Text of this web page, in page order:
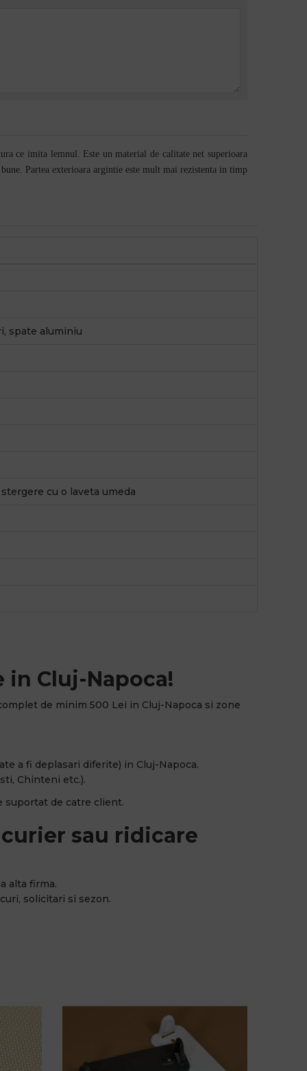
ce imita lemnul. Este un material de calitate net superioara
Partea exterioara argintie este mult mai rezistenta in timp
spate aluminiu
cu o laveta umeda
Cluj-Napoca!
de minim 500 Lei in Cluj-Napoca si zone
a fi deplasari diferite) in Cluj-Napoca.
Chinteni etc.).
suportat de catre client.
sau ridicare
alta firma.
solicitari si sezon.